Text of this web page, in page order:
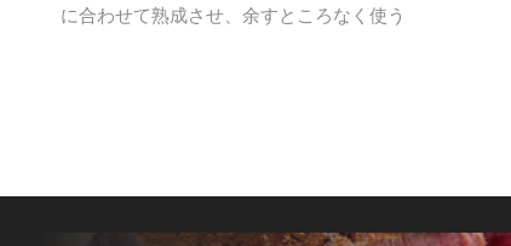
に合わせて熟成させ、余すところなく使う